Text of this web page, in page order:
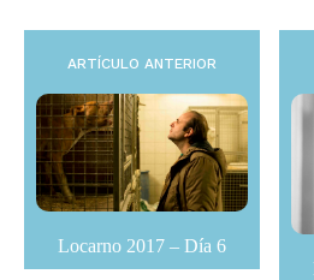
ARTÍCULO ANTERIOR
Locarno 2017 – Día 6